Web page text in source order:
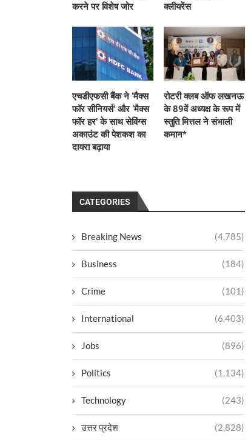
करने पर विशेष जोर
क्लीयरेंस
एचडीएफसी बैंक ने ‘मैक्स
फॉर सीनियर्स’ और ‘मैक्स
फॉर हर’ के साथ सेविंग्स
अकाउंट की पेशकश का
दायरा बढ़ाया
रोटरी क्लब ऑफ लखनऊ
के 89वें अध्यक्ष के रूप में
स्तुति मित्तल ने संभाली
कमान*
CATEGORIES
Breaking News (4,785)
Business (184)
Crime (101)
International (6,403)
Jobs (896)
Politics (1,134)
Technology (243)
उत्तर प्रदेश (2,828)